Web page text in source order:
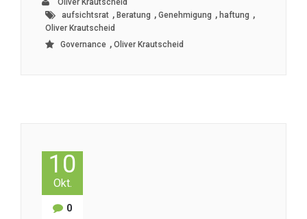
Oliver Krautscheid
aufsichtsrat , Beratung , Genehmigung , haftung ,
Oliver Krautscheid
Governance , Oliver Krautscheid
10
Okt.
0